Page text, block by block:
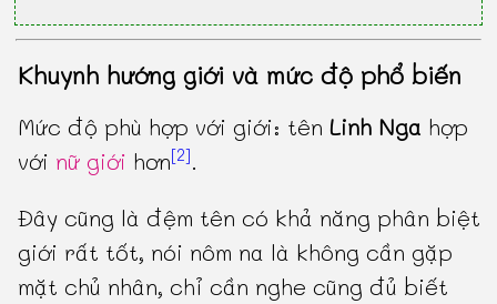
Khuynh hướng giới và mức độ phổ biến
Mức độ phù hợp với giới: tênLinh Nga hợp
với nữ giới hơn[2].
Đây cũng là đệm tên có khả năng phân biệt
giới rất tốt, nói nôm na là không cần gặp
mặt chủ nhân, chỉ cần nghe cũng đủ biết